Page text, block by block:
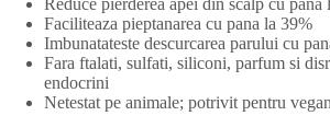
Reduce pierderea apei din scalp cu pana
Faciliteaza pieptanarea cu pana la 39%
Imbunatateste descurcarea parului cu
Fara ftalati, sulfati, siliconi, parfum si
endocrini
Netestat pe animale; potrivit pentru